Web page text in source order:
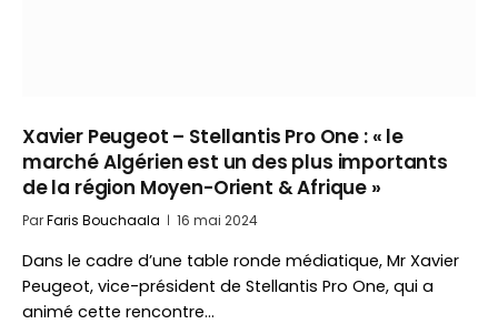
Xavier Peugeot – Stellantis Pro One : « le
marché Algérien est un des plus importants
de la région Moyen-Orient & Afrique »
ParFaris Bouchaala 16 mai 2024
Dans le cadre d’une table ronde médiatique, Mr Xavier
Peugeot, vice-président de Stellantis Pro One, qui a
animé cette rencontre…